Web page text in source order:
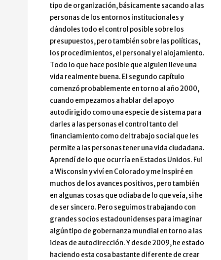
tipo de organización, básicamente sacando a las
personas de los entornos institucionales y
dándoles todo el control posible sobre los
presupuestos, pero también sobre las políticas,
los procedimientos, el personal y el alojamiento.
Todo lo que hace posible que alguien lleve una
vida realmente buena. El segundo capítulo
comenzó probablemente en torno al año 2000,
cuando empezamos a hablar del apoyo
autodirigido como una especie de sistema para
darles a las personas el control tanto del
financiamiento como del trabajo social que les
permite a las personas tener una vida ciudadana.
Aprendí de lo que ocurría en Estados Unidos. Fui
a Wisconsin y viví en Colorado y me inspiré en
muchos de los avances positivos, pero también
en algunas cosas que odiaba de lo que veía, si he
de ser sincero. Pero seguimos trabajando con
grandes socios estadounidenses para imaginar
algún tipo de gobernanza mundial en torno a las
ideas de autodirección. Y desde 2009, he estado
haciendo esta cosa bastante diferente de crear